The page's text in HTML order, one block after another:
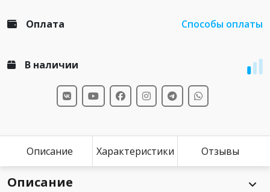
Оплата Способы оплаты
В наличии
Описание Характеристики Отзывы
Описание